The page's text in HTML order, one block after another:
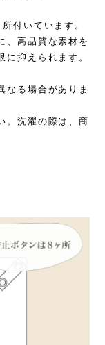
付いています。
、高品質な素材を
抑えられます。
なる場合がありま
。洗濯の際は、商